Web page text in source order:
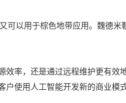
以用于棕色地带应用。魏德米
率，还是通过远程维护更有效
使用人工智能开发新的商业模